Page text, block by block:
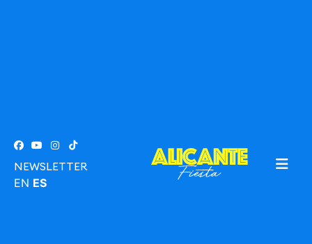
NEWSLETTER
EN ES